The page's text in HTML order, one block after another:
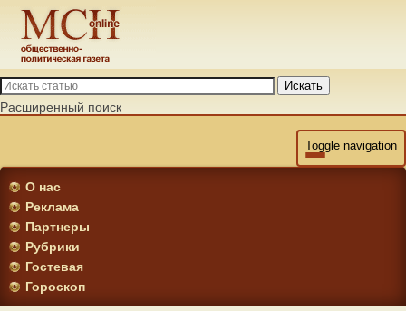
Искать
Расширенный поиск
Toggle navigation
О нас
Реклама
Партнеры
Рубрики
Гостевая
Гороскоп